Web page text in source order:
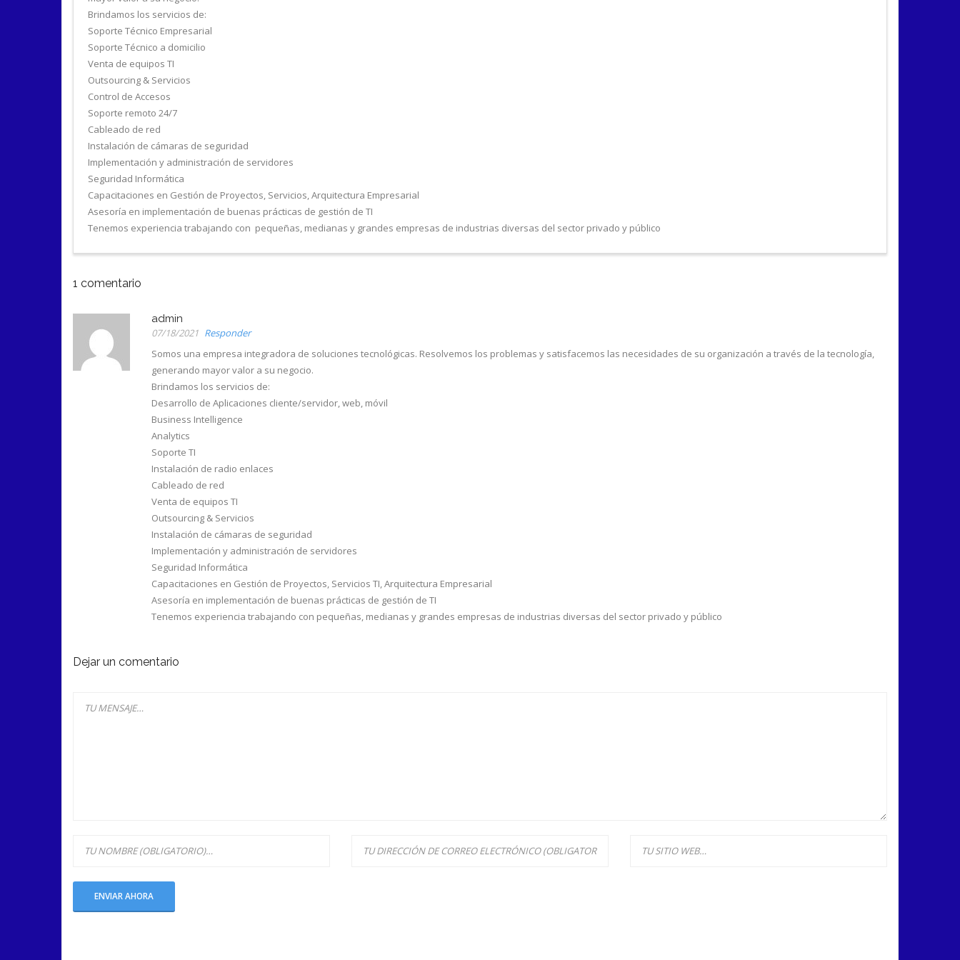
Brindamos los servicios de:
Soporte Técnico Empresarial
Soporte Técnico a domicilio
Venta de equipos TI
Outsourcing & Servicios
Control de Accesos
Soporte remoto 24/7
Cableado de red
Instalación de cámaras de seguridad
Implementación y administración de servidores
Seguridad Informática
Capacitaciones en Gestión de Proyectos, Servicios, Arquitectura Empresarial
Asesoría en implementación de buenas prácticas de gestión de TI
Tenemos experiencia trabajando con pequeñas, medianas y grandes empresas de industrias diversas del sector privado y público
1 comentario
admin
07/18/2021 Responder
Somos una empresa integradora de soluciones tecnológicas. Resolvemos los problemas y satisfacemos las necesidades de su organización a través de la tecnología,
generando mayor valor a su negocio.
Brindamos los servicios de:
Desarrollo de Aplicaciones cliente/servidor, web, móvil
Business Intelligence
Analytics
Soporte TI
Instalación de radio enlaces
Cableado de red
Venta de equipos TI
Outsourcing & Servicios
Instalación de cámaras de seguridad
Implementación y administración de servidores
Seguridad Informática
Capacitaciones en Gestión de Proyectos, Servicios TI, Arquitectura Empresarial
Asesoría en implementación de buenas prácticas de gestión de TI
Tenemos experiencia trabajando con pequeñas, medianas y grandes empresas de industrias diversas del sector privado y público
Dejar un comentario